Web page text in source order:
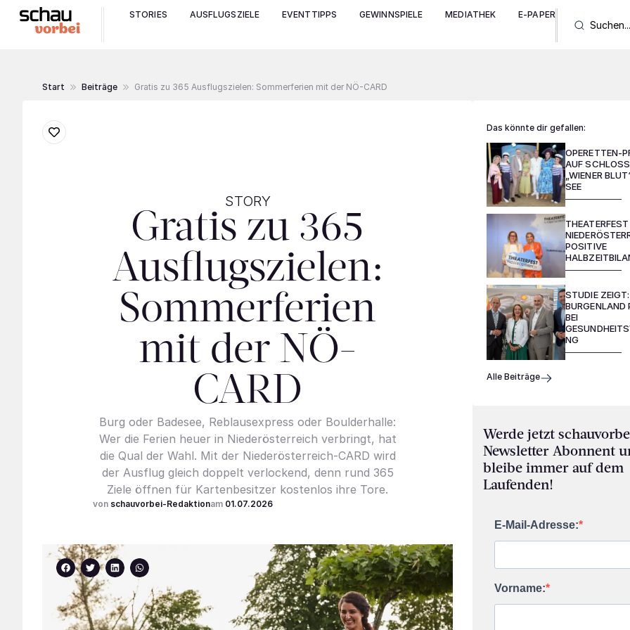
STORIES AUSFLUGSZIELE EVENTTIPPS GEWINNSPIELE MEDIATHEK E-PAPER
Start Beiträge Gratis zu 365 Ausflugszielen: Sommerferien mit der NÖ-CARD
STORY
Gratis zu 365
Ausflugszielen:
Sommerferien
mit der NÖ-
CARD
Burg oder Badesee, Reblausexpress oder Boulderhalle:
Wer die Ferien heuer in Niederösterreich verbringt, hat
die Qual der Wahl. Mit der Niederösterreich-CARD wird
der Ausflug gleich doppelt verlockend, denn rund 365
Ziele öffnen für Kartenbesitzer kostenlos ihre Tore.
schauvorbei-Redaktion 01.07.2026
Das könnte dir gefallen:
OPERETTEN-
AUF
„WIENER
SEE
THEATERFEST
POSITIVE
STUDIE ZEIGT:
BURGENLAND
BEI
NG
Alle Beiträge
Werde jetzt
Newsletter Abonnent
bleibe immer auf dem
Laufenden!
E-Mail-Adresse:
Vorname: